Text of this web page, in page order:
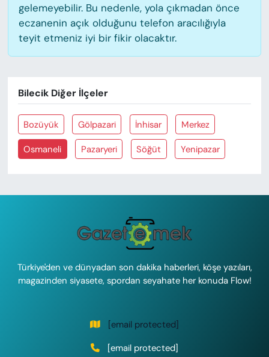
gelemeyebilir. Bu nedenle, yola çıkmadan önce
eczanenin açık olduğunu telefon aracılığıyla
teyit etmeniz iyi bir fikir olacaktır.
Bilecik Diğer İlçeler
Bozüyük Gölpazari İnhisar Merkez
Osmaneli Pazaryeri Söğüt Yenipazar
Türkiye'den ve dünyadan son dakika haberleri, köşe yazıları,
magazinden siyasete, spordan seyahate her konuda Flow!
[email protected]
[email protected]
SİYASET